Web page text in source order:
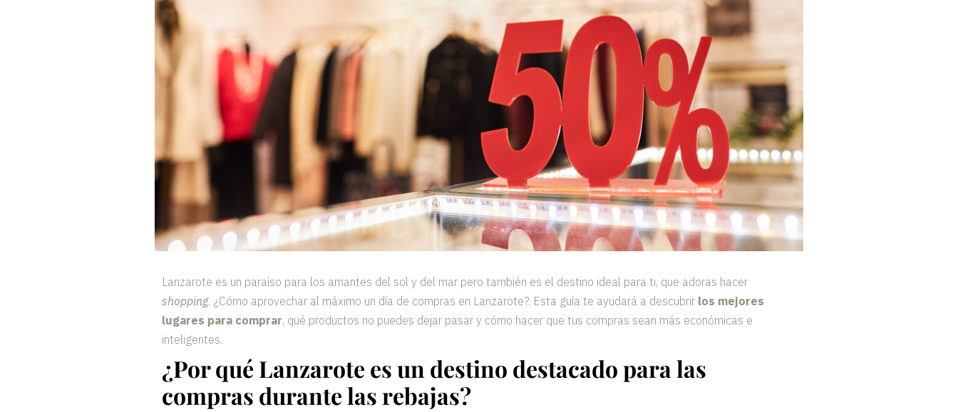
Lanzarote es un paraíso para los amantes del sol y del mar pero también es el destino ideal para ti, que adoras hacer
shopping. ¿Cómo aprovechar al máximo un día de compras en Lanzarote?. Esta guía te ayudará a descubrir los mejores
lugares para comprar, qué productos no puedes dejar pasar y cómo hacer que tus compras sean más económicas e
inteligentes.
¿Por qué Lanzarote es un destino destacado para las
compras durante las rebajas?